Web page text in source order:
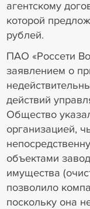
агентскому
которой
рублей.
ПАО «Россети
заявлением о
действий
Общество
организацией,
объектами
имущества
позволило
поскольку она